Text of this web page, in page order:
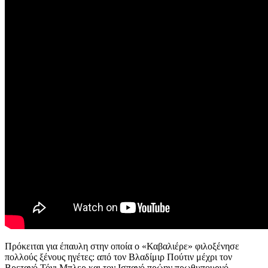
Πρόκειται για έπαυλη στην οποία ο «Καβαλιέρε» φιλοξένησε
πολλούς ξένους ηγέτες: από τον Βλαδίμιρ Πούτιν μέχρι τον